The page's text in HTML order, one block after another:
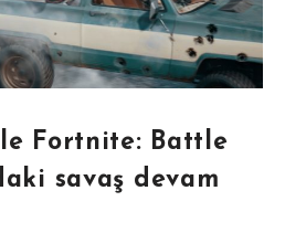
Fortnite: Battle
savaş devam